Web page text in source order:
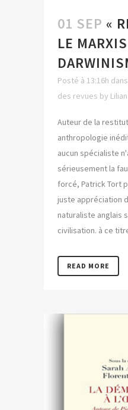
01 SEP «
LE
Posté à 13:16h dans
des revues by
Auteur de la
anthropologie
aucun spécialiste
sérieusement la
forcé, Patrick Tort
juste appréciation
naturaliste anglais
civilisation. à ce
READ MORE